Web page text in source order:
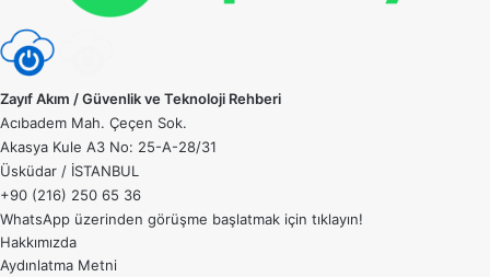
Zayıf Akım / Güvenlik ve Teknoloji Rehberi
Acıbadem Mah. Çeçen Sok.
Akasya Kule A3 No: 25-A-28/31
Üsküdar / İSTANBUL
+90 (216) 250 65 36
WhatsApp üzerinden görüşme başlatmak için tıklayın!
Hakkımızda
Aydınlatma Metni